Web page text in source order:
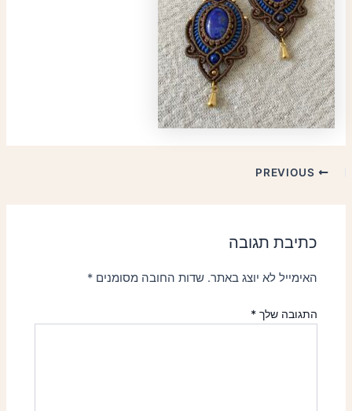
כתיבת תגובה
האימייל לא יוצג באתר. שדות החובה מסומנים*
התגובה שלך*